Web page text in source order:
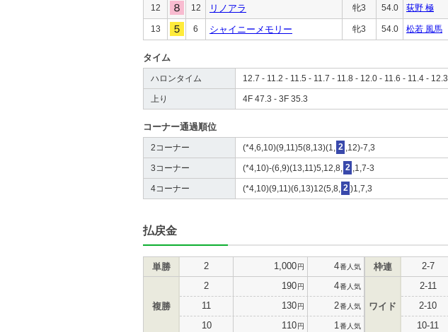
12 12 リノアラ 牝3 54.0 荻野 極
13 6 シャイニーメモリー 牝3 54.0 松若 風馬
タイム
ハロンタイム 12.7 - 11.2 - 11.5 - 11.7 - 11.8 - 12.0 - 11.6 - 11.4 - 12.3
上り 4F 47.3 - 3F 35.3
コーナー通過順位
2コーナー (*4,6,10)(9,11)5(8,13)(1, 2 ,12)-7,3
3コーナー (*4,10)-(6,9)(13,11)5,12,8, 2 ,1,7-3
4コーナー (*4,10)(9,11)(6,13)12(5,8, 2 )1,7,3
払戻金
単勝 2 1,000円 4番人気
複勝
2 190円 4番人気
11 130円 2番人気
10 110円 1 番人気
枠連 2-7
ワイド
2-11
2-10
10-11